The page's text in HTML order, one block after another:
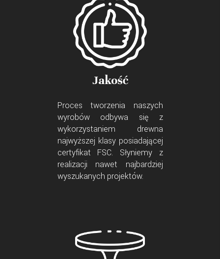
Jakość
Proces tworzenia naszych
wyrobów odbywa się z
wykorzystaniem drewna
najwyższej klasy posiadającej
certyfikat FSC. Słyniemy z
realizacji nawet najbardziej
wyszukanych projektów.